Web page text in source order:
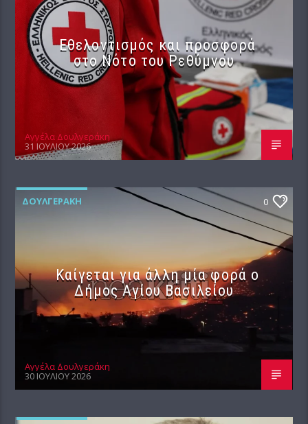
Εθελοντισμός και προσφορά
στο Νότο του Ρεθύμνου
Αγγέλα Δουλγεράκη
31 ΙΟΥΛΊΟΥ 2026
ΔΟΥΛΓΕΡΆΚΗ 0
Καίγεται για άλλη μία φορά ο
Δήμος Αγίου Βασιλείου
Αγγέλα Δουλγεράκη
30 ΙΟΥΛΊΟΥ 2026